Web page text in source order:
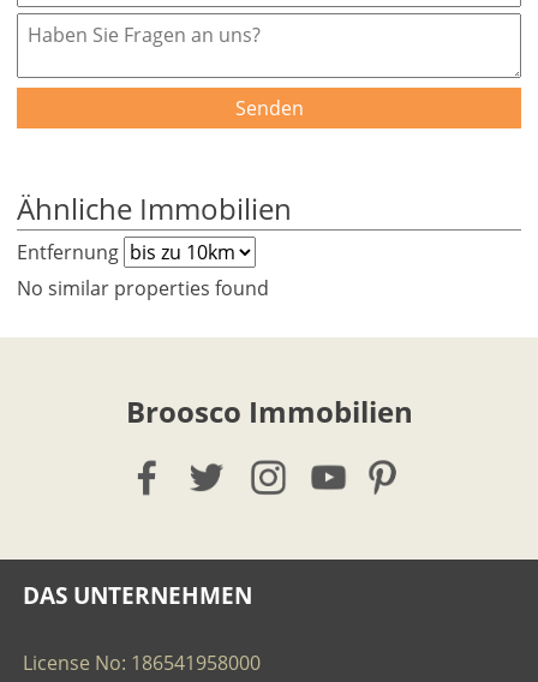
Senden
Ähnliche Immobilien
Entfernung
No similar properties found
Broosco Immobilien
DAS UNTERNEHMEN
License No: 186541958000